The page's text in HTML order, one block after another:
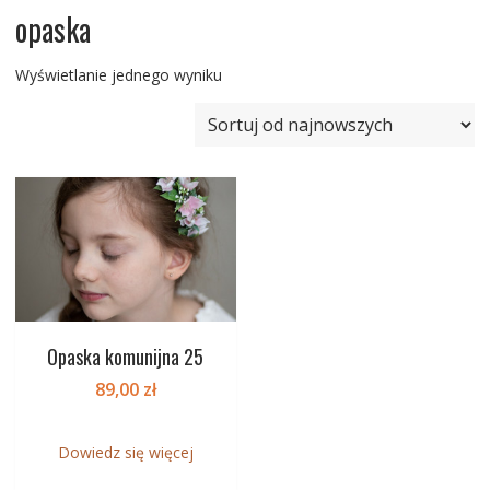
opaska
Wyświetlanie jednego wyniku
Opaska komunijna 25
89,00 zł
Dowiedz się więcej